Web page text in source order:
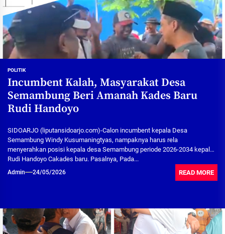
POLITIK
Incumbent Kalah, Masyarakat Desa
Semambung Beri Amanah Kades Baru
Rudi Handoyo
SIDOARJO (liputansidoarjo.com)-Calon incumbent kepala Desa
Semambung Windy Kusumaningtyas, nampaknya harus rela
menyerahkan posisi kepala desa Semambung periode 2026-2034 kepala
Rudi Handoyo Cakades baru. Pasalnya, Pada...
Admin 24/05/2026 READ MORE